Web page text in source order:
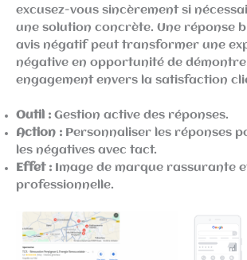
excusez-vous sincèrement si
une solution concrète. Une réponse
avis négatif peut transformer une
négative en opportunité de
engagement envers la satisfaction
Outil : Gestion active des réponses.
Action : Personnaliser les réponses
les négatives avec tact.
Effet : Image de marque rassurante
professionnelle.